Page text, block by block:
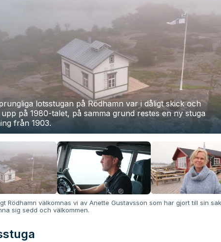
lotsstugan på Rödhamn var i dåligt skick och
på 1980-talet, på samma grund restes en ny stuga
från 1903.
Rödhamn välkomnas vi av Anette Gustavsson som har gjort till sin
sig sedd och välkommen.